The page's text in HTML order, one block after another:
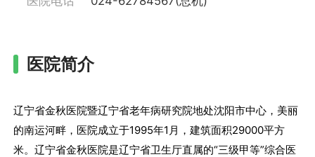
医院简介
辽宁省金秋医院暨辽宁省老年病研究院地处沈阳市中心，美丽
的南运河畔，医院成立于1995年1月，建筑面积29000平方
米。辽宁省金秋医院是辽宁省卫生厅直属的“三级甲等”综合医